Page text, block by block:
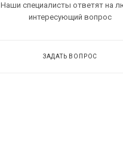
Наши специалисты ответят на
интересующий вопрос
ЗАДАТЬ ВОПРОС